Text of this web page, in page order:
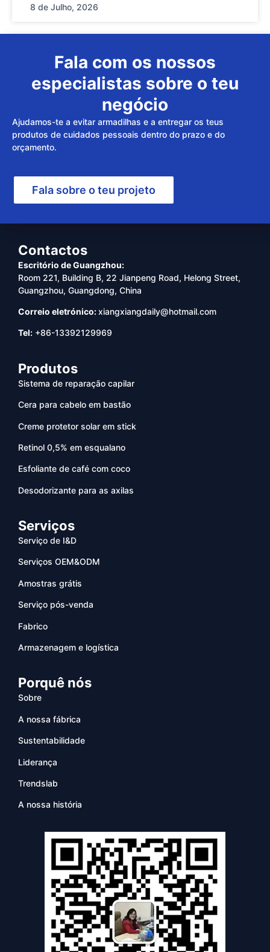
8 de Julho, 2026
Fala com os nossos
especialistas sobre o teu
negócio
Ajudamos-te a evitar armadilhas e a entregar os teus
produtos de cuidados pessoais dentro do prazo e do
orçamento.
Fala sobre o teu projeto
Contactos
Escritório de Guangzhou:
Room 221, Building B, 22 Jianpeng Road, Helong Street,
Guangzhou, Guangdong, China
Correio eletrónico:xiangxiangdaily@hotmail.com
Tel: +86-13392129969
Produtos
Sistema de reparação capilar
Cera para cabelo em bastão
Creme protetor solar em stick
Retinol 0,5% em esqualano
Esfoliante de café com coco
Desodorizante para as axilas
Serviços
Serviço de I&D
Serviços OEM&ODM
Amostras grátis
Serviço pós-venda
Fabrico
Armazenagem e logística
Porquê nós
Sobre
A nossa fábrica
Sustentabilidade
Liderança
Trendslab
A nossa história